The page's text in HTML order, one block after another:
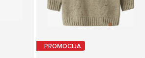
PROMOCIJA